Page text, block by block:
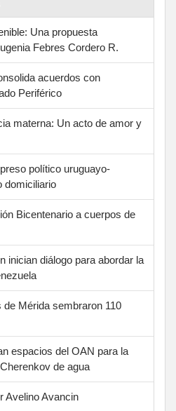
Una propuesta
Febres Cordero R.
acuerdos con
Periférico
materna: Un acto de amor y
político uruguayo-
domiciliario
Bicentenario a cuerpos de
inician diálogo para abordar la
Mérida sembraron 110
espacios del OAN para la
de agua
Avelino Avancin